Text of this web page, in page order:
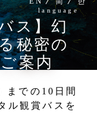
language
ス】幻
秘密の
案内
までの10日間
ル観賞バスを